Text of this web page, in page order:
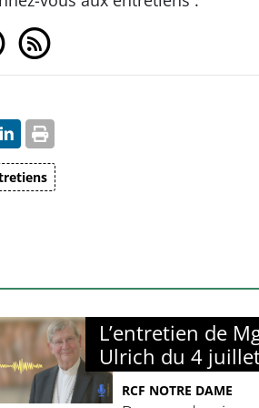
L’entretien de
Ulrich du 4
RCF NOTRE DAME